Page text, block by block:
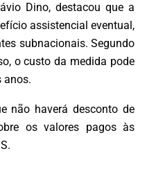
Dino, destacou que a
assistencial eventual,
subnacionais. Segundo
o custo da medida pode
anos.
não haverá desconto de
os valores pagos às